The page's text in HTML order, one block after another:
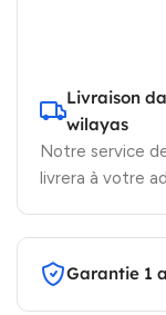
Livraison
wilayas
Notre service
livrera à votre
Garantie 1